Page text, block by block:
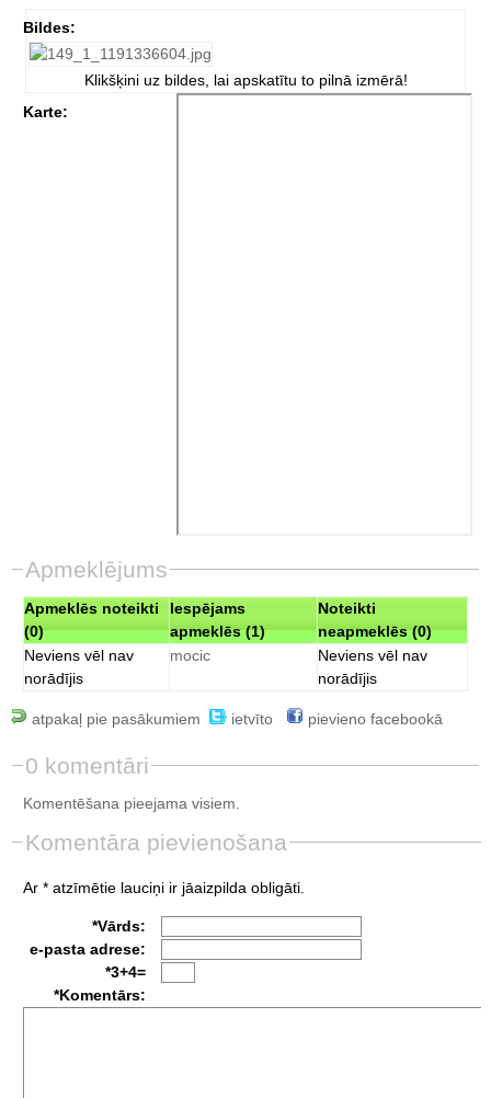
Bildes:
Klikšķini uz bildes, lai apskatītu to pilnā izmērā!
Karte:
Apmeklējums
Apmeklēs noteikti
(0)
Iespējams
apmeklēs (1)
Noteikti
neapmeklēs (0)
Neviens vēl nav
norādījis
mocic
Neviens vēl nav
norādījis
atpakaļ pie pasākumiem ietvīto pievieno facebookā
0 komentāri
Komentēšana pieejama visiem.
Komentāra pievienošana
Ar * atzīmētie lauciņi ir jāaizpilda obligāti.
*Vārds:
e-pasta adrese:
*3+4=
*Komentārs: